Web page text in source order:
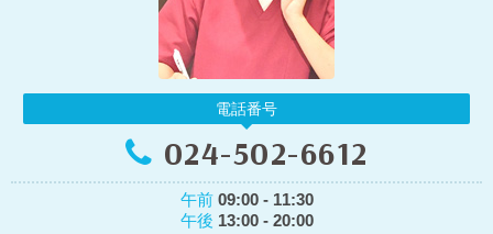
電話番号
024-502-6612
午前 09:00 - 11:30
午後 13:00 - 20:00